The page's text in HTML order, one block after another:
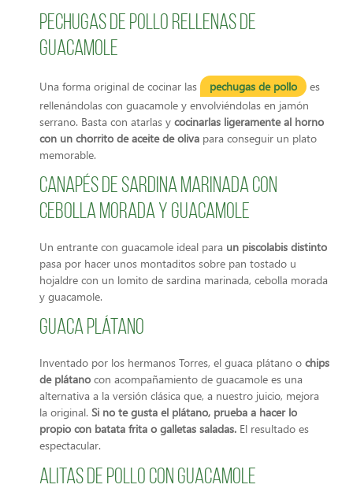
Pechugas de pollo rellenas de
guacamole
Una forma original de cocinar las pechugas de pollo
es
rellenándolas con guacamole y envolviéndolas en jamón
serrano. Basta con atarlas y cocinarlas ligeramente al horno
con un chorrito de aceite de oliva para conseguir un plato
memorable.
Canapés de sardina marinada con
cebolla morada y guacamole
Un entrante con guacamole ideal para un piscolabis distinto
pasa por hacer unos montaditos sobre pan tostado u
hojaldre con un lomito de sardina marinada, cebolla morada
y guacamole.
Guaca Plátano
Inventado por los hermanos Torres, el guaca plátano o chips
de plátano con acompañamiento de guacamole es una
alternativa a la versión clásica que, a nuestro juicio, mejora
la original. Si no te gusta el plátano, prueba a hacer lo
propio con batata frita o galletas saladas. El resultado es
espectacular.
Alitas de pollo con guacamole